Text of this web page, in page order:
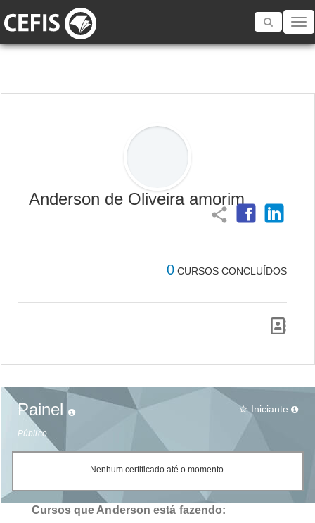
Toggle
Anderson de Oliveira amorim
share
0 CURSOS CONCLUÍDOS
Painel
Público
star_border Iniciante
Nenhum certificado até o momento.
Cursos que Anderson está fazendo: